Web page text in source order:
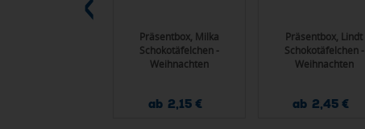
Präsentbox, Milka
Schokotäfelchen -
Weihnachten
ab 2,15 €
Präsentbox, Lindt
Schokotäfelchen -
Weihnachten
ab 2,45 €